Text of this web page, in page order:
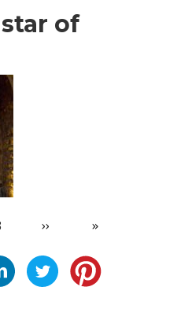
of
Next
››
Last
»